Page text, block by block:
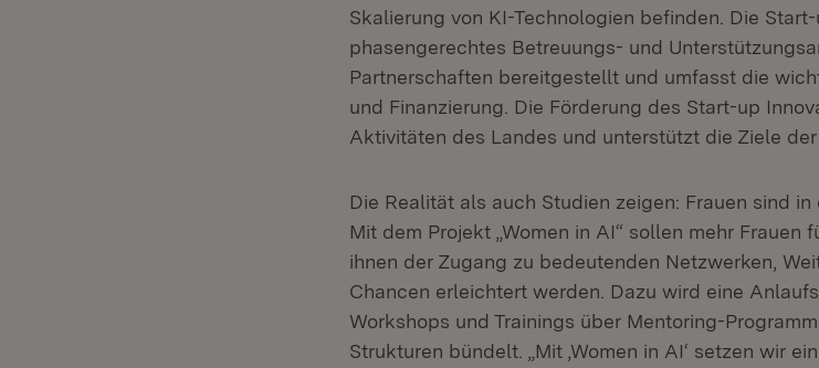
Skalierung von KI-Technologien befinden. Die
phasengerechtes Betreuungs- und
Partnerschaften bereitgestellt und umfasst die
und Finanzierung. Die Förderung des Start-up
Aktivitäten des Landes und unterstützt die Ziele
Die Realität als auch Studien zeigen: Frauen sind
Mit dem Projekt „Women in AI“ sollen mehr Frauen
ihnen der Zugang zu bedeutenden Netzwerken,
Chancen erleichtert werden. Dazu wird eine
Workshops und Trainings über Mentoring-
Strukturen bündelt. „Mit ‚Women in AI‘ setzen wir